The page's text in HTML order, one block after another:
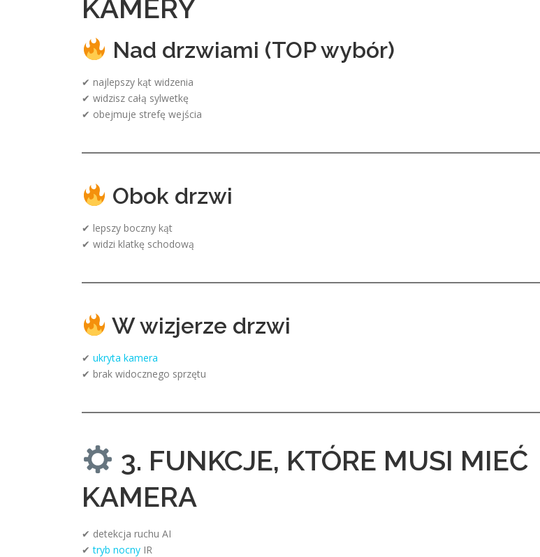
KAMERY
Nad drzwiami (TOP wybór)
✔ najlepszy kąt widzenia
✔ widzisz całą sylwetkę
✔ obejmuje strefę wejścia
Obok drzwi
✔ lepszy boczny kąt
✔ widzi klatkę schodową
W wizjerze drzwi
✔ ukryta kamera
✔ brak widocznego sprzętu
3. FUNKCJE, KTÓRE MUSI MIEĆ
KAMERA
✔ detekcja ruchu AI
✔tryb nocny IR